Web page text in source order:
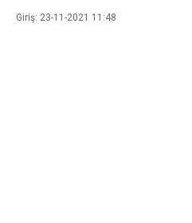
Giriş: 23-11-2021 11:48